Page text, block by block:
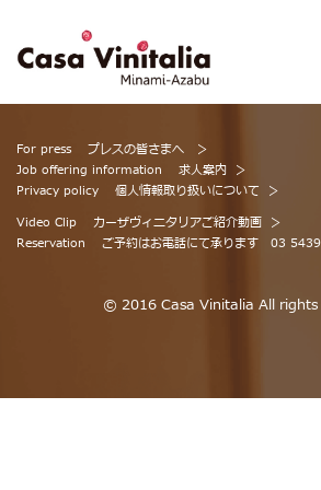
For press
プレスの皆さまへ
Job offering information
求人案内
Privacy policy
個人情報取り扱いについて
Video Clip
カーザヴィニタリアご紹介動画
Reservation
ご予約はお電話にて承ります 03
© 2016 Casa Vinitalia All